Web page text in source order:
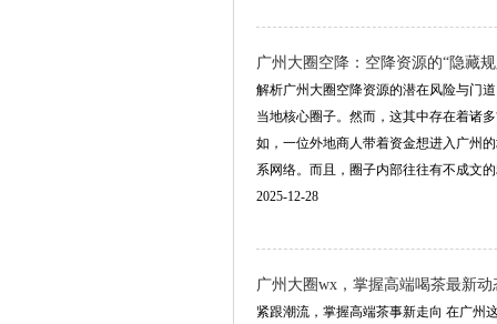
广州大圈空降‌：空降资源的“隐藏
解析广州大圈空降资源的潜在风险与门
当地核心圈子。然而，这其中存在着诸
如，一位外地商人带着资金想进入广州
系网络。而且，圈子内部往往有不成文
2025-12-28
广州大圈wx，掌握高端喝茶最新动
紧跟潮流，掌握高端茶事新走向 在广州